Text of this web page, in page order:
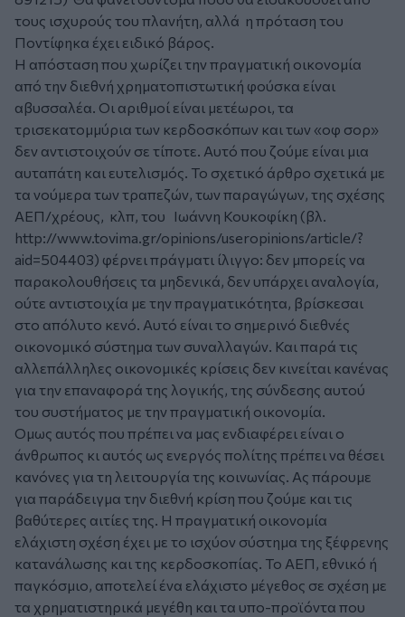
τους ισχυρούς του πλανήτη, αλλά η πρόταση του
Ποντίφηκα έχει ειδικό βάρος.
Η απόσταση που χωρίζει την πραγματική οικονομία
από την διεθνή χρηματοπιστωτική φούσκα είναι
αβυσσαλέα. Οι αριθμοί είναι μετέωροι, τα
τρισεκατομμύρια των κερδοσκόπων και των «οφ σορ»
δεν αντιστοιχούν σε τίποτε. Αυτό που ζούμε είναι μια
αυταπάτη και ευτελισμός. Το σχετικό άρθρο σχετικά με
τα νούμερα των τραπεζών, των παραγώγων, της σχέσης
ΑΕΠ/χρέους, κλπ, του Ιωάννη Κουκοφίκη (βλ.
http://www.tovima.gr/opinions/useropinions/article/?
aid=504403) φέρνει πράγματι ίλιγγο: δεν μπορείς να
παρακολουθήσεις τα μηδενικά, δεν υπάρχει αναλογία,
ούτε αντιστοιχία με την πραγματικότητα, βρίσκεσαι
στο απόλυτο κενό. Αυτό είναι το σημερινό διεθνές
οικονομικό σύστημα των συναλλαγών. Και παρά τις
αλλεπάλληλες οικονομικές κρίσεις δεν κινείται κανένας
για την επαναφορά της λογικής, της σύνδεσης αυτού
του συστήματος με την πραγματική οικονομία.
Ομως αυτός που πρέπει να μας ενδιαφέρει είναι ο
άνθρωπος κι αυτός ως ενεργός πολίτης πρέπει να θέσει
κανόνες για τη λειτουργία της κοινωνίας. Ας πάρουμε
για παράδειγμα την διεθνή κρίση που ζούμε και τις
βαθύτερες αιτίες της. Η πραγματική οικονομία
ελάχιστη σχέση έχει με το ισχύον σύστημα της ξέφρενης
κατανάλωσης και της κερδοσκοπίας. Το ΑΕΠ, εθνικό ή
παγκόσμιο, αποτελεί ένα ελάχιστο μέγεθος σε σχέση με
τα χρηματιστηρικά μεγέθη και τα υπο-προϊόντα που